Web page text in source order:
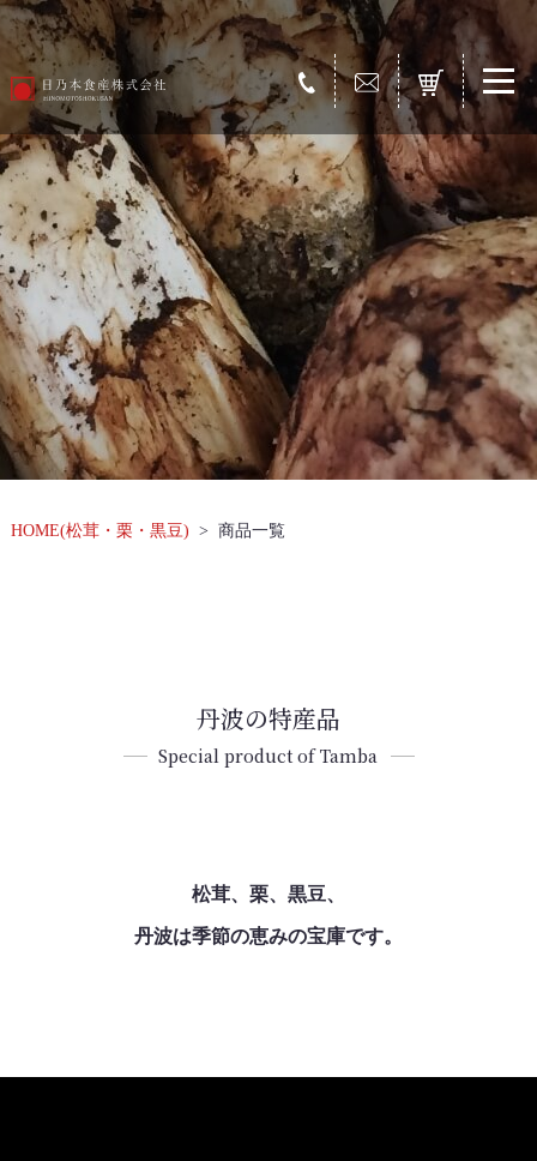
HOME(松茸・栗・黒豆) > 商品一覧
丹波の特産品
Special product of Tamba
松茸、栗、黒豆、
丹波は季節の恵みの宝庫です。